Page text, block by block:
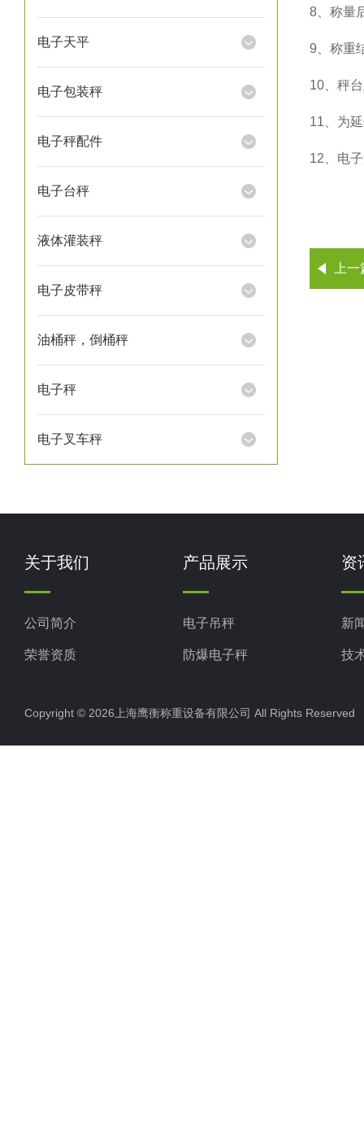
电子天平
电子包装秤
电子秤配件
电子台秤
液体灌装秤
电子皮带秤
油桶秤，倒桶秤
电子秤
电子叉车秤
8 、称
9 、称
10 、秤
11 、为
12 、电
上
关于我们
公司简介
荣誉资质
产品展示
电子吊秤
防爆电子秤
电子汽车衡
电子天平
资
新
技
Copyright © 2026上海鹰衡称重设备有限公司 All Rights